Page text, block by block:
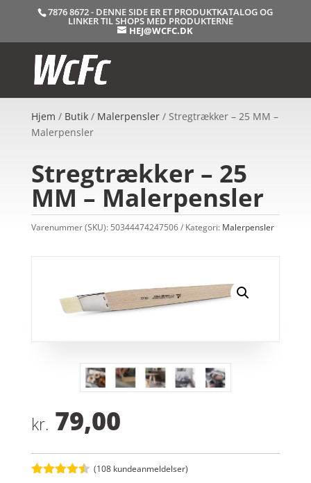
7876 8672 - DENNE SIDE ER ET PRODUKTKATALOG OG
LINKER TIL SHOPS MED PRODUKTERNE
HEJ@WCFC.DK
Hjem / Butik/ Malerpensler/ Stregtrækker – 25 MM –
Malerpensler
Stregtrækker – 25
MM – Malerpensler
Varenummer (SKU): 50344474247506 Kategori: Malerpensler
kr. 79,00
(108 kundeanmeldelser)